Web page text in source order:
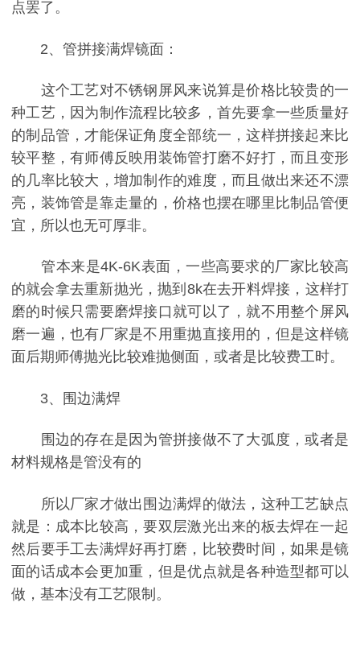
点罢了。
2、管拼接满焊镜面：
这个工艺对不锈钢屏风来说算是价格比较贵的一
种工艺，因为制作流程比较多，首先要拿一些质量好
的制品管，才能保证角度全部统一，这样拼接起来比
较平整，有师傅反映用装饰管打磨不好打，而且变形
的几率比较大，增加制作的难度，而且做出来还不漂
亮，装饰管是靠走量的，价格也摆在哪里比制品管便
宜，所以也无可厚非。
管本来是4K-6K表面，一些高要求的厂家比较高
的就会拿去重新抛光，抛到8k在去开料焊接，这样打
磨的时候只需要磨焊接口就可以了，就不用整个屏风
磨一遍，也有厂家是不用重抛直接用的，但是这样镜
面后期师傅抛光比较难抛侧面，或者是比较费工时。
3、围边满焊
围边的存在是因为管拼接做不了大弧度，或者是
材料规格是管没有的
所以厂家才做出围边满焊的做法，这种工艺缺点
就是：成本比较高，要双层激光出来的板去焊在一起
然后要手工去满焊好再打磨，比较费时间，如果是镜
面的话成本会更加重，但是优点就是各种造型都可以
做，基本没有工艺限制。